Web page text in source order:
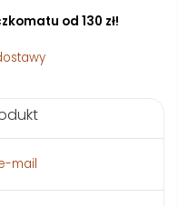
od 130 zł!
mail